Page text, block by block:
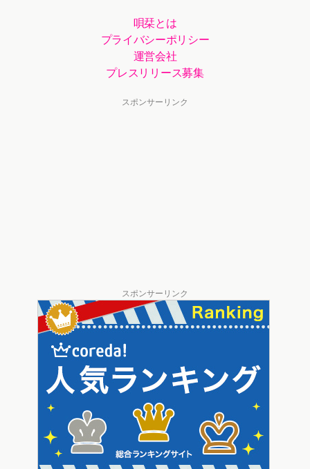
唄栞とは
プライバシーポリシー
運営会社
プレスリリース募集
スポンサーリンク
スポンサーリンク